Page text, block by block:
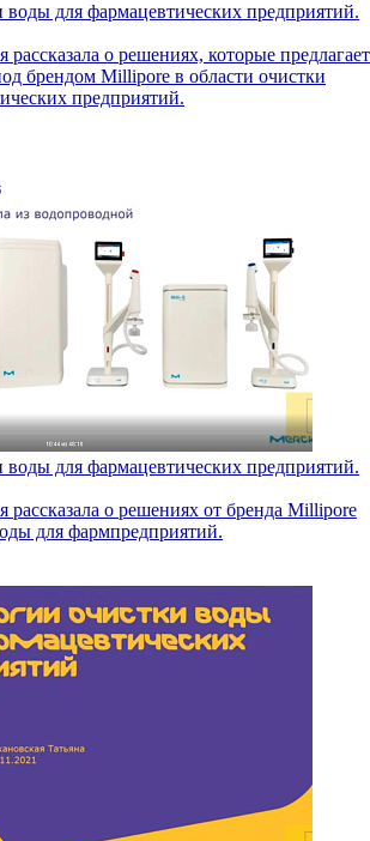
воды для фармацевтических предприятий.
рассказала о решениях, которые предлагает
брендом Millipore в области очистки
предприятий.
воды для фармацевтических предприятий.
рассказала о решениях от бренда Millipore
для фармпредприятий.